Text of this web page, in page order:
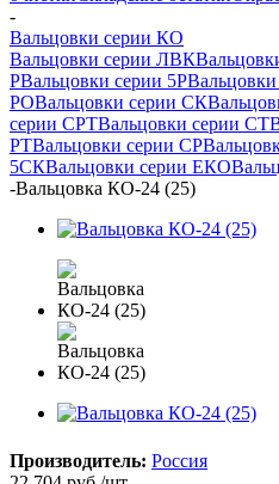
-
Вальцовки серии КО
Вальцовки серии ЛВК
РВальцовки серии 5Р
РОВальцовки серии СК
серии СРТВальцовки серии СТ
РТВальцовки серии СР
5СКВальцовки серии ЕКО
-Вальцовка КО-24 (25)
Производитель: Россия